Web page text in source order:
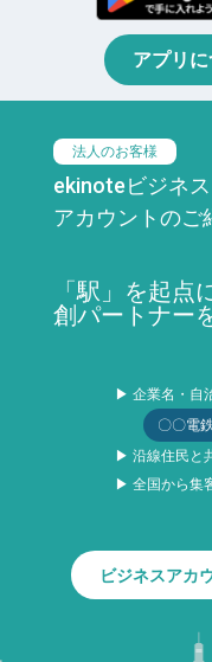
アプリ
法人のお客様
ekinoteビジネス
アカウントのご
「駅」を起
創パートナー
▶ 企業名・自
〇〇電鉄
▶ 沿線住民と
▶ 全国から集
ビジネスアカ